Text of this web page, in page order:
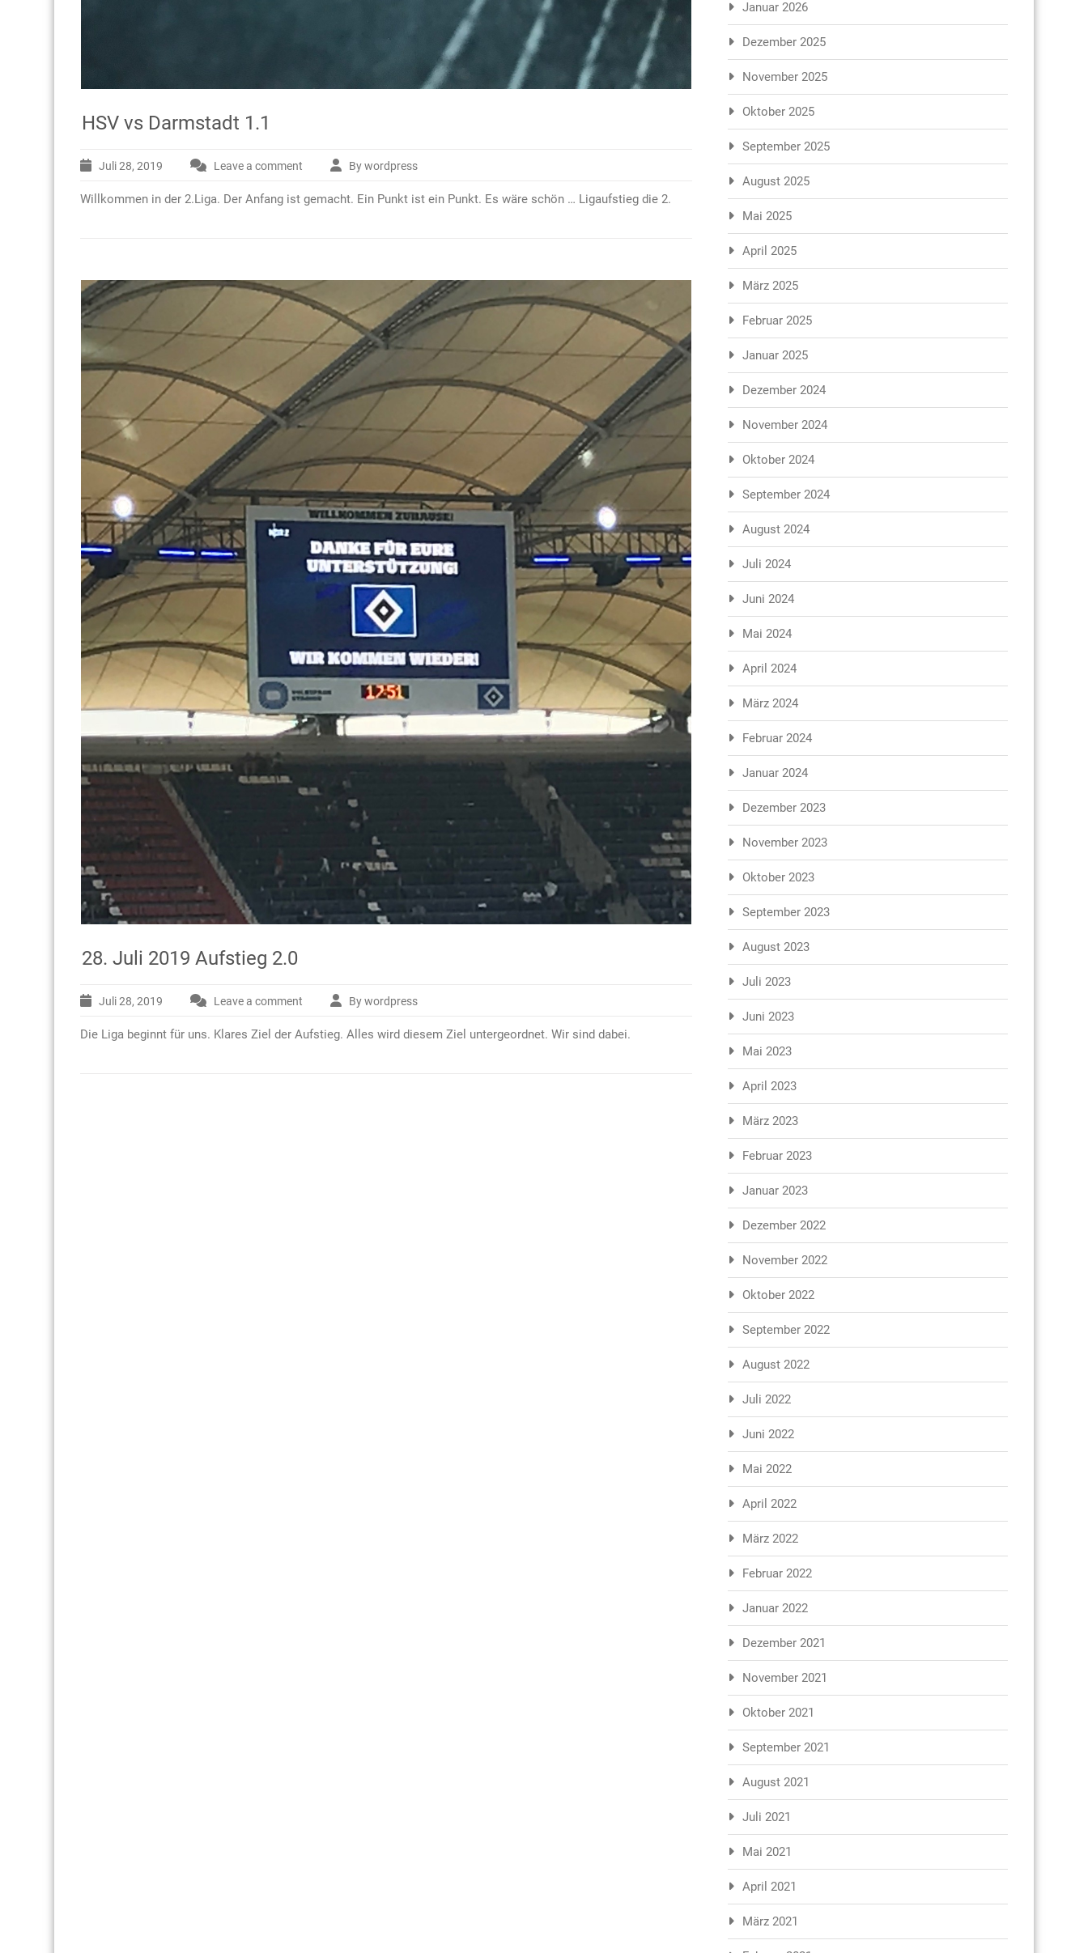
HSV vs Darmstadt 1.1
Juli 28, 2019 Leave a comment By wordpress
Willkommen in der 2.Liga. Der Anfang ist gemacht. Ein Punkt ist ein Punkt. Es wäre schön … Ligaufstieg die 2.
28. Juli 2019 Aufstieg 2.0
Juli 28, 2019 Leave a comment By wordpress
Die Liga beginnt für uns. Klares Ziel der Aufstieg. Alles wird diesem Ziel untergeordnet. Wir sind dabei.
Januar 2026
Dezember 2025
November 2025
Oktober 2025
September 2025
August 2025
Mai 2025
April 2025
März 2025
Februar 2025
Januar 2025
Dezember 2024
November 2024
Oktober 2024
September 2024
August 2024
Juli 2024
Juni 2024
Mai 2024
April 2024
März 2024
Februar 2024
Januar 2024
Dezember 2023
November 2023
Oktober 2023
September 2023
August 2023
Juli 2023
Juni 2023
Mai 2023
April 2023
März 2023
Februar 2023
Januar 2023
Dezember 2022
November 2022
Oktober 2022
September 2022
August 2022
Juli 2022
Juni 2022
Mai 2022
April 2022
März 2022
Februar 2022
Januar 2022
Dezember 2021
November 2021
Oktober 2021
September 2021
August 2021
Juli 2021
Mai 2021
April 2021
März 2021